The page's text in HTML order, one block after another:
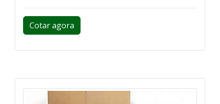
Cotar agora